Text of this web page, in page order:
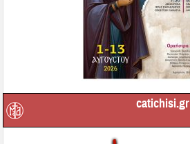
catichisi.gr